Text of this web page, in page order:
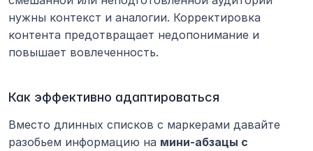
нужны контекст и аналогии. Корректировка
контента предотвращает недопонимание и
повышает вовлеченность.
Как эффективно адаптироваться
Вместо длинных списков с маркерами давайте
разобьем информацию на мини-абзацы с